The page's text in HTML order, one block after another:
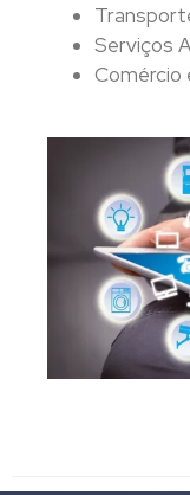
Serviços
Comércio